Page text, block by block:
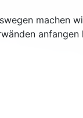
machen